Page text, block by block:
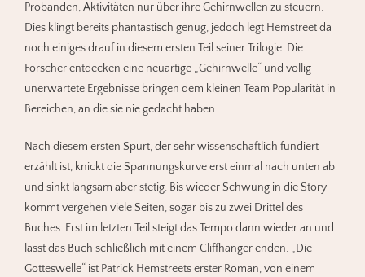
Probanden, Aktivitäten nur über ihre Gehirnwellen zu steuern.
Dies klingt bereits phantastisch genug, jedoch legt Hemstreet da
noch einiges drauf in diesem ersten Teil seiner Trilogie. Die
Forscher entdecken eine neuartige „Gehirnwelle“ und völlig
unerwartete Ergebnisse bringen dem kleinen Team Popularität in
Bereichen, an die sie nie gedacht haben.
Nach diesem ersten Spurt, der sehr wissenschaftlich fundiert
erzählt ist, knickt die Spannungskurve erst einmal nach unten ab
und sinkt langsam aber stetig. Bis wieder Schwung in die Story
kommt vergehen viele Seiten, sogar bis zu zwei Drittel des
Buches. Erst im letzten Teil steigt das Tempo dann wieder an und
lässt das Buch schließlich mit einem Cliffhanger enden. „Die
Gotteswelle“ ist Patrick Hemstreets erster Roman, von einem